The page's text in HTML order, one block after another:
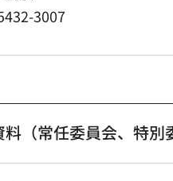
3007
（常任委員会、特別